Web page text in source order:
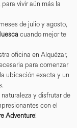
vivir aún más la
de julio y agosto,
cuando mejor te
oficina en Alquézar,
para comenzar
ubicación exacta y un
y disfrutar de
con el
Adventure!